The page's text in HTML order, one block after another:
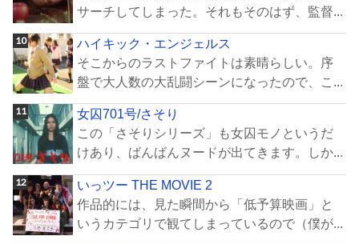
サーチしてしまった。それもそのはず、監督...
ハイキック・エンジェルス
そこからのラストファイトは素晴らしい。序
盤で大人数の大乱闘シーンになったので、こ...
女囚701号/さそり
この「さそりシリーズ」も女囚モノというだ
けあり、ばんばんヌードが出てきます。しか...
いっツー THE MOVIE 2
作品的には、見た瞬間から「低予算映画」と
いうカテゴリで観てしまっているので（僕が...